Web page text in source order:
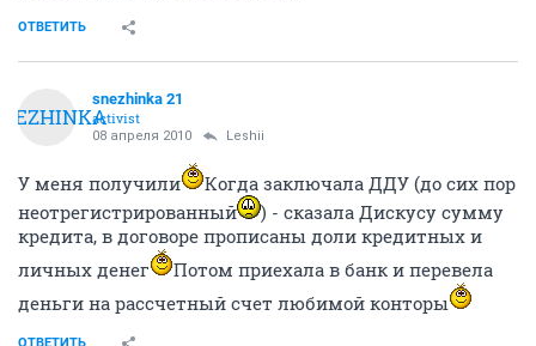
ОТВЕТИТЬ
snezhinka 21
activist
08 апреля 2010 Leshii
У меня получили
Когда заключала ДДУ (до сих пор
неотрегистрированный
) - сказала Дискусу сумму
кредита, в договоре прописаны доли кредитных и
личных денег
Потом приехала в банк и перевела
деньги на рассчетный счет любимой конторы
ОТВЕТИТЬ